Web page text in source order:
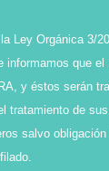
Ley Orgánica 3/
informamos que
y éstos serán
tratamiento de
salvo